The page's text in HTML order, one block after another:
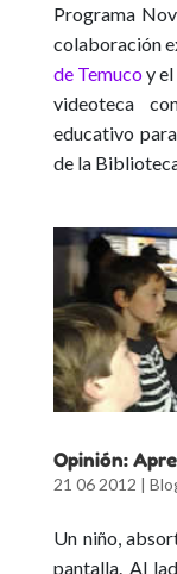
Programa
colaboración
de Temucoy el
videoteca
educativo
de la
Opinión:
21 06 2012 |
Un niño,
pantalla. Al